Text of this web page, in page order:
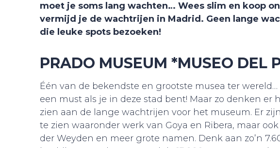
moet je soms lang wachten… Wees slim en koop
vermijd je de wachtrijen in Madrid. Geen lange
die leuke spots bezoeken!
PRADO MUSEUM *MUSEO DEL
Één van de bekendste en grootste musea ter
een must als je in deze stad bent! Maar zo denken er
zien aan de lange wachtrijen voor het museum. Er
te zien waaronder werk van Goya en Ribera, maar
der Weyden en meer grote namen. Denk aan zo’n